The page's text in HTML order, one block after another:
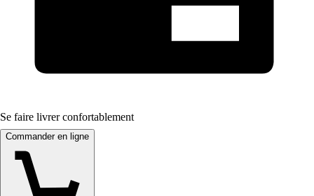
Se faire livrer confortablement
Commander en ligne